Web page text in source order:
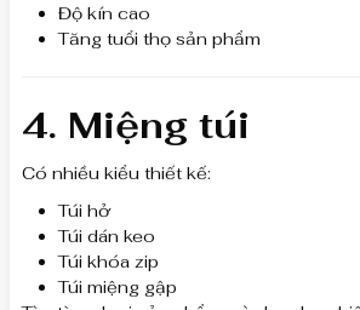
Độ kín cao
Tăng tuổi thọ sản phẩm
4. Miệng túi
Có nhiều kiểu thiết kế:
Túi hở
Túi dán keo
Túi khóa zip
Túi miệng gập